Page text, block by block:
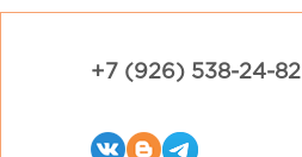
+7 (926) 538-24-82